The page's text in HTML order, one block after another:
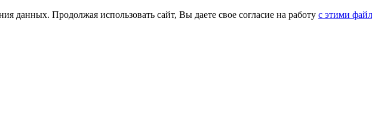
данных. Продолжая использовать сайт, Вы даете свое согласие на работу с этими